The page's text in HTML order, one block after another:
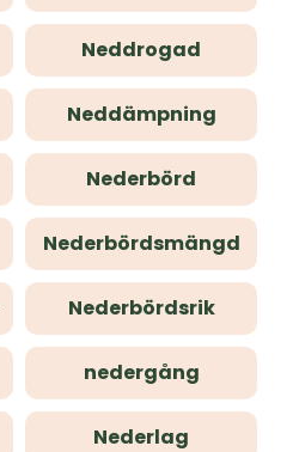
Neddrogad
Neddämpning
Nederbörd
Nederbördsmängd
Nederbördsrik
nedergång
Nederlag